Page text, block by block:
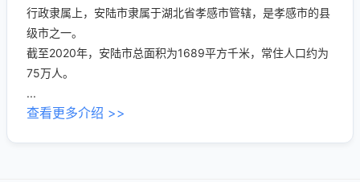
行政隶属上，安陆市隶属于湖北省孝感市管辖，是孝感市的县
级市之一。
截至2020年，安陆市总面积为1689平方千米，常住人口约为
75万人。
...
查看更多介绍 >>